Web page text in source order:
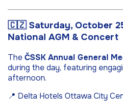
🇨🇿Saturday, October
National AGM & Concert
The ČSSK Annual General
during the day, featuring
afternoon.
📍 Delta Hotels Ottawa City